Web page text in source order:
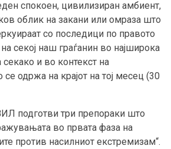
спокоен, цивилизиран амбиент,
облик на закани или омраза што
со последици по правото
секој наш граѓанин во најширока
и во контекст на
одржа на крајот на тој месец (30
подготви три препораки што
во првата фаза на
против насилниот екстремизам“.